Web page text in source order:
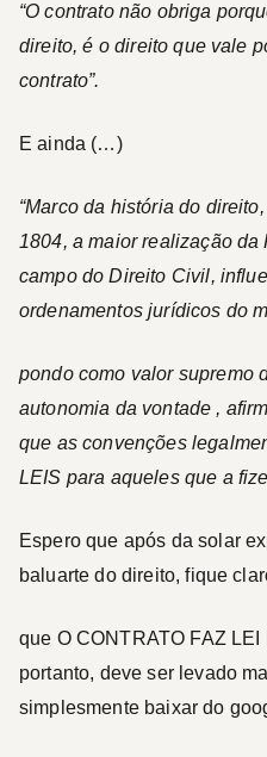
“O contrato não obriga
direito, é o direito que vale
contrato”.
E ainda (…)
“Marco da história do
1804, a maior realização
campo do Direito Civil,
ordenamentos jurídicos do
pondo como valor supremo
autonomia da vontade ,
que as convenções
LEIS para aqueles que a
Espero que após da solar
baluarte do direito, fique
que O CONTRATO FAZ
portanto, deve ser levado
simplesmente baixar do